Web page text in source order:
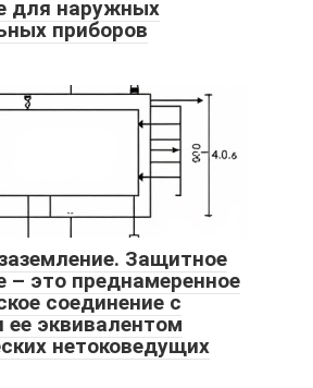
для наружных
приборов
Защитное
– это преднамеренное
соединение с
ее эквивалентом
нетоковедущих